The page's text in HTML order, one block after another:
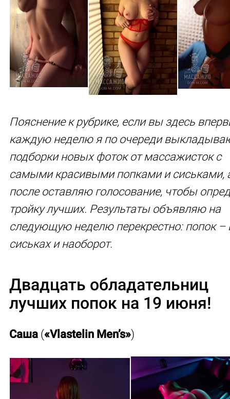
Пояснение к рубрике, если вы здесь
каждую неделю я по очереди
подборки новых фоток от массажисток с
самыми красивыми попками и сиськами,
после оставляю голосование, чтобы
тройку лучших. Результаты объявляю на
следующую неделю перекрестно: попок –
сиськах и наоборот.
Двадцать обладательниц
лучших попок на 19 июня!
Саша («Vlastelin Men’s»)